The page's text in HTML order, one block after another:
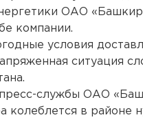
ОАО
компании.
условия
ситуация
службы ОАО
колеблется в районе